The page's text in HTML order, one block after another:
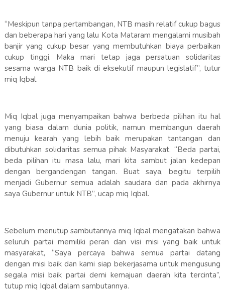
“Meskipun tanpa pertambangan, NTB masih relatif cukup bagus
dan beberapa hari yang lalu Kota Mataram mengalami musibah
banjir yang cukup besar yang membutuhkan biaya perbaikan
cukup tinggi. Maka mari tetap jaga persatuan solidaritas
sesama warga NTB baik di eksekutif maupun legislatif”, tutur
miq Iqbal.
Miq Iqbal juga menyampaikan bahwa berbeda pilihan itu hal
yang biasa dalam dunia politik, namun membangun daerah
menuju kearah yang lebih baik merupakan tantangan dan
dibutuhkan solidaritas semua pihak Masyarakat. “Beda partai,
beda pilihan itu masa lalu, mari kita sambut jalan kedepan
dengan bergandengan tangan. Buat saya, begitu terpilih
menjadi Gubernur semua adalah saudara dan pada akhirnya
saya Gubernur untuk NTB”, ucap miq Iqbal.
Sebelum menutup sambutannya miq Iqbal mengatakan bahwa
seluruh partai memiliki peran dan visi misi yang baik untuk
masyarakat, “Saya percaya bahwa semua partai datang
dengan misi baik dan kami siap bekerjasama untuk mengusung
segala misi baik partai demi kemajuan daerah kita tercinta”,
tutup miq Iqbal dalam sambutannya.